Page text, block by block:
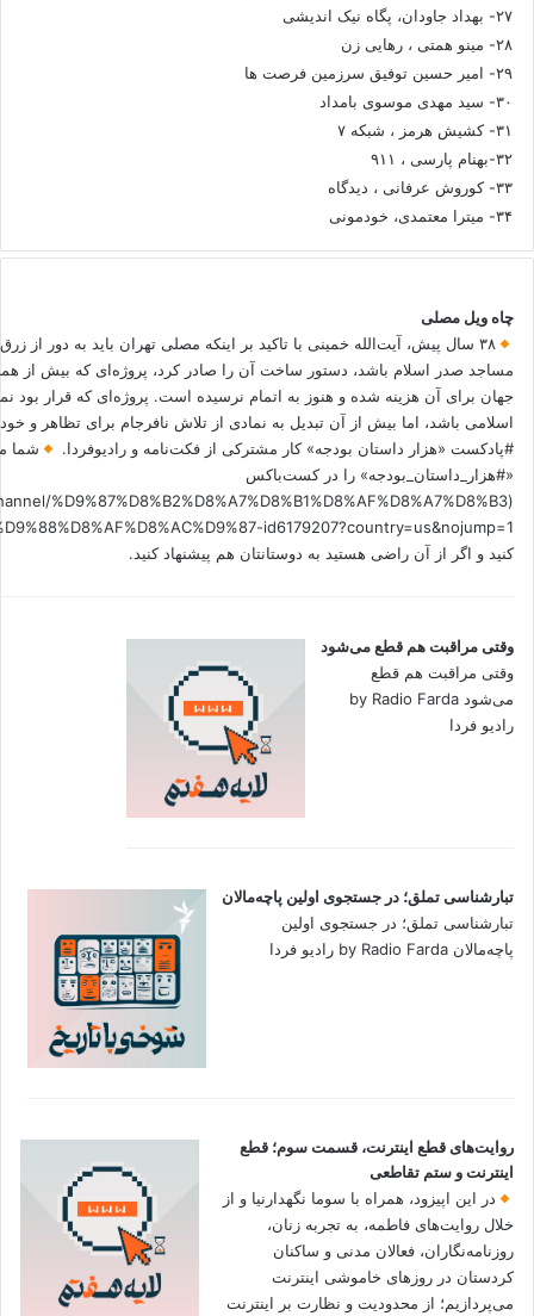
۲۷- بهداد جاودان، پگاه نیک اندیشی
۲۸- مینو همتی ، رهایی زن
۲۹- امیر حسین توفیق سرزمین فرصت ها
۳۰- سید مهدی موسوی بامداد
۳۱- کشیش هرمز ، شبکه ۷
۳۲-بهنام پارسی ، ۹۱۱
۳۳- کوروش عرفانی ، دیدگاه
۳۴- میترا معتمدی، خودمونی
چاه ویل مصلی
۳۸ سال پیش، آیت‌الله خمینی با تاکید بر اینکه مصلی تهران باید به دور از
مساجد صدر اسلام باشد، دستور ساخت آن را صادر کرد، پروژه‌ای که بیش از
جهان برای آن هزینه شده و هنوز به اتمام نرسیده است. پروژه‌ای که قرار بود
اسلامی باشد، اما بیش از آن تبدیل به نمادی از تلاش نافرجام برای تظاهر و
#پادکست «هزار داستان بودجه» کار مشترکی از فکت‌نامه و رادیوفردا.
شما
«#هزار_داستان_بودجه» را در کست‌باکس
%D9%87%D8%B2%D8%A7%D8%B1%D8%AF%D8%A7%D8%B3
کنید و اگر از آن راضی هستید به دوستانتان هم پیشنهاد کنید.
وقتی مراقبت هم قطع می‌شود
وقتی مراقبت هم قطع
می‌شود by Radio Farda
رادیو فردا
تبارشناسی تملق؛ در جستجوی اولین‌ پاچه‌مالان
تبارشناسی تملق؛ در جستجوی اولین‌
پاچه‌مالان by Radio Farda رادیو فردا
روایت‌های قطع اینترنت، قسمت سوم؛ قطع
اینترنت و ستم تقاطعی
در این اپیزود، همراه با سوما نگهدارنیا و از
خلال روایت‌های فاطمه، به تجربه زنان،
روزنامه‌نگاران، فعالان مدنی و ساکنان
کردستان در روزهای خاموشی اینترنت
می‌پردازیم؛ از محدودیت و نظارت بر اینترنت